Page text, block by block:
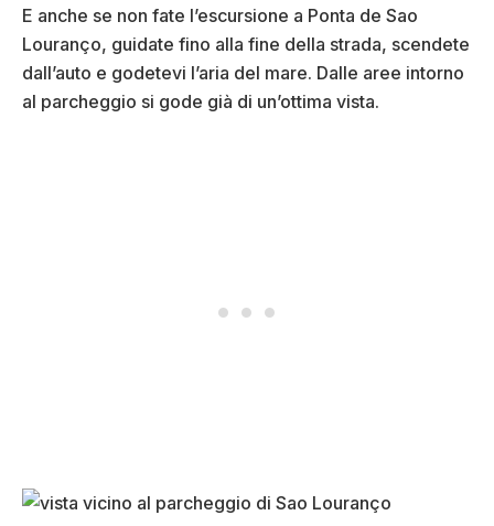
E anche se non fate l’escursione a Ponta de Sao
Louranço, guidate fino alla fine della strada, scendete
dall’auto e godetevi l’aria del mare. Dalle aree intorno
al parcheggio si gode già di un’ottima vista.